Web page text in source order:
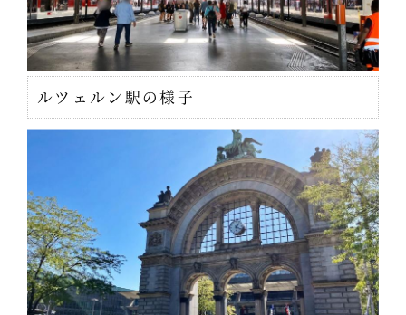
ルツェルン駅の様子